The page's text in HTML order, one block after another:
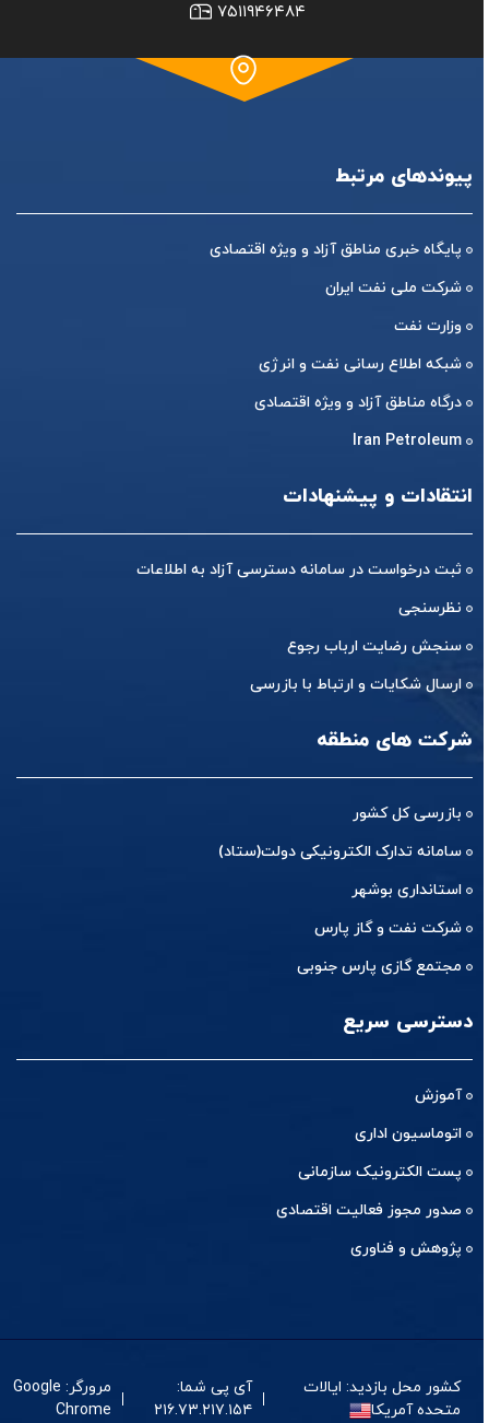
۷۵۱۱۹۴۶۴۸۴
پیوندهای مرتبط
پایگاه خبری مناطق آزاد و ویژه اقتصادی
شرکت ملی نفت ایران
وزارت نفت
شبکه اطلاع رسانی نفت و انرژی
درگاه مناطق آزاد و ویژه اقتصادی
Iran Petroleum
انتقادات و پیشنهادات
ثبت درخواست در سامانه دسترسی آزاد به اطلاعات
نظرسنجی
سنجش رضایت ارباب رجوع
ارسال شکایات و ارتباط با بازرسی
شرکت های منطقه
بازرسی کل کشور
سامانه تدارک الکترونیکی دولت(ستاد)
استانداری بوشهر
شرکت نفت و گاز پارس
مجتمع گازی پارس جنوبی
دسترسی سریع
آموزش
اتوماسیون اداری
پست الکترونیک سازمانی
صدور مجوز فعالیت اقتصادی
پژوهش و فناوری
کشور محل بازدید: ایالات
متحده آمریکا
آی پی شما:
۲۱۶.۷۳.۲۱۷.۱۵۴
مرورگر: Google
Chrome